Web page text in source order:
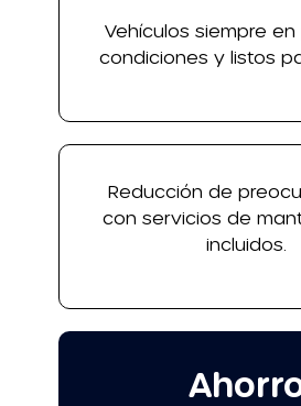
Vehículos siempre
condiciones y listos
Reducción de
con servicios de
incluidos.